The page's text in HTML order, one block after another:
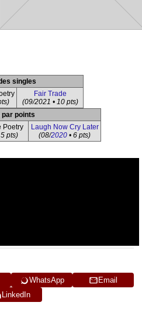
singles
Fair Trade
(09/2021 • 10 pts)
par points
Poetry
pts)
Laugh Now Cry Later
(08/2020 • 6 pts)
WhatsApp
Email
LinkedIn